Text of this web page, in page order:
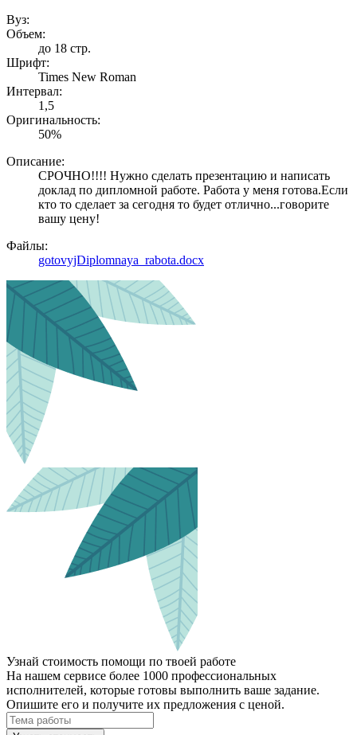
Вуз:
Объем:
до 18 стр.
Шрифт:
Times New Roman
Интервал:
1,5
Оригинальность:
50%
Описание:
СРОЧНО!!!! Нужно сделать презентацию и написать
доклад по дипломной работе. Работа у меня готова.Если
кто то сделает за сегодня то будет отлично...говорите
вашу цену!
Файлы:
gotovyjDiplomnaya_rabota.docx
Узнай стоимость помощи по твоей работе
На нашем сервисе более 1000 профессиональных
исполнителей, которые готовы выполнить ваше задание.
Опишите его и получите их предложения с ценой.